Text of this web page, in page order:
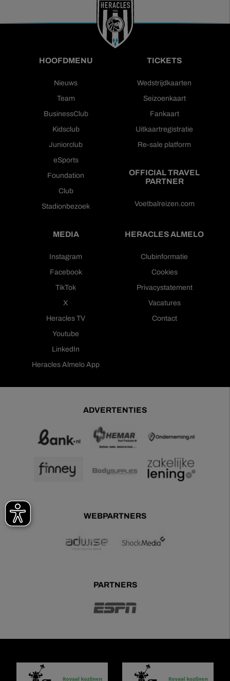
HOOFDMENU
Nieuws
Team
BusinessClub
Kidsclub
Juniorclub
eSports
Foundation
Club
Stadionbezoek
TICKETS
Wedstrijdkaarten
Seizoenkaart
Fankaart
Uitkaartregistratie
Re-sale platform
OFFICIAL TRAVEL
PARTNER
Voetbalreizen.com
MEDIA
Instagram
Facebook
TikTok
X
Heracles TV
Youtube
LinkedIn
Heracles Almelo App
HERACLES ALMELO
Clubinformatie
Cookies
Privacystatement
Vacatures
Contact
ADVERTENTIES
WEBPARTNERS
PARTNERS